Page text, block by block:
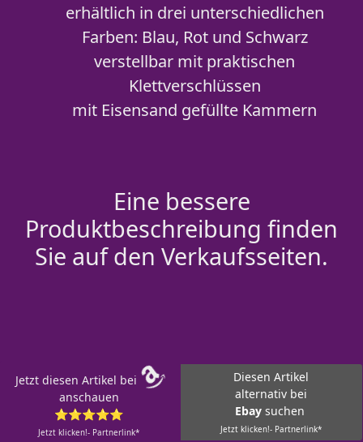
erhältlich in drei unterschiedlichen
Farben: Blau, Rot und Schwarz
verstellbar mit praktischen
Klettverschlüssen
mit Eisensand gefüllte Kammern
Eine bessere
Produktbeschreibung finden
Sie auf den Verkaufsseiten.
Jetzt diesen Artikel bei
anschauen
⭐⭐⭐⭐⭐
Jetzt klicken!- Partnerlink*
Diesen Artikel
alternativ bei
Ebay suchen
Jetzt klicken!- Partnerlink*